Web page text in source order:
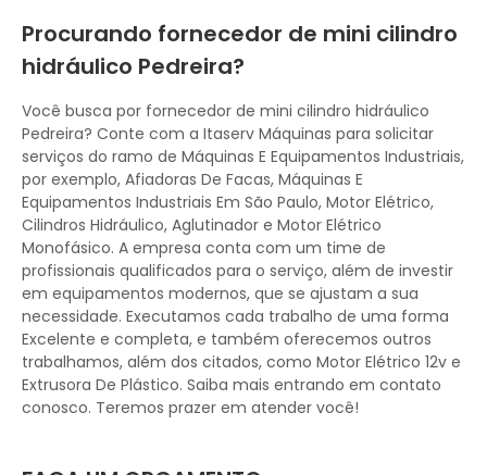
Procurando fornecedor de mini cilindro
hidráulico Pedreira?
Você busca por fornecedor de mini cilindro hidráulico
Pedreira? Conte com a Itaserv Máquinas para solicitar
serviços do ramo de Máquinas E Equipamentos Industriais,
por exemplo, Afiadoras De Facas, Máquinas E
Equipamentos Industriais Em São Paulo, Motor Elétrico,
Cilindros Hidráulico, Aglutinador e Motor Elétrico
Monofásico. A empresa conta com um time de
profissionais qualificados para o serviço, além de investir
em equipamentos modernos, que se ajustam a sua
necessidade. Executamos cada trabalho de uma forma
Excelente e completa, e também oferecemos outros
trabalhamos, além dos citados, como Motor Elétrico 12v e
Extrusora De Plástico. Saiba mais entrando em contato
conosco. Teremos prazer em atender você!